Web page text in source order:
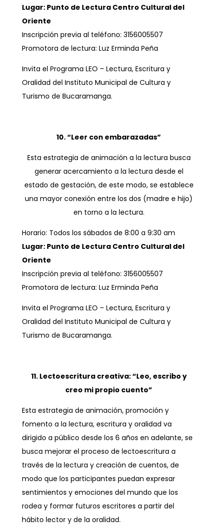
Lugar: Punto de Lectura Centro Cultural del
Oriente
Inscripción previa al teléfono: 3156005507
Promotora de lectura: Luz Erminda Peña
Invita el Programa LEO – Lectura, Escritura y
Oralidad del Instituto Municipal de Cultura y
Turismo de Bucaramanga.
10. “Leer con embarazadas”
Esta estrategia de animación a la lectura busca
generar acercamiento a la lectura desde el
estado de gestación, de este modo, se establece
una mayor conexión entre los dos (madre e hijo)
en torno a la lectura.
Horario: Todos los sábados de 8:00 a 9:30 am
Lugar: Punto de Lectura Centro Cultural del
Oriente
Inscripción previa al teléfono: 3156005507
Promotora de lectura: Luz Erminda Peña
Invita el Programa LEO – Lectura, Escritura y
Oralidad del Instituto Municipal de Cultura y
Turismo de Bucaramanga.
11. Lectoescritura creativa: “Leo, escribo y
creo mi propio cuento”
Esta estrategia de animación, promoción y
fomento a la lectura, escritura y oralidad va
dirigido a público desde los 6 años en adelante, se
busca mejorar el proceso de lectoescritura a
través de la lectura y creación de cuentos, de
modo que los participantes puedan expresar
sentimientos y emociones del mundo que los
rodea y formar futuros escritores a partir del
hábito lector y de la oralidad.